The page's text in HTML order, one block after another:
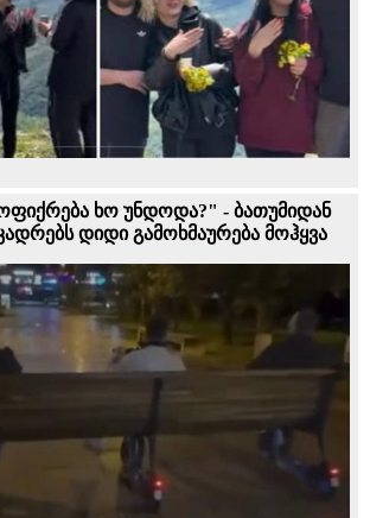
ხო უნდოდა?" - ბათუმიდან
დიდი გამოხმაურება მოჰყვა